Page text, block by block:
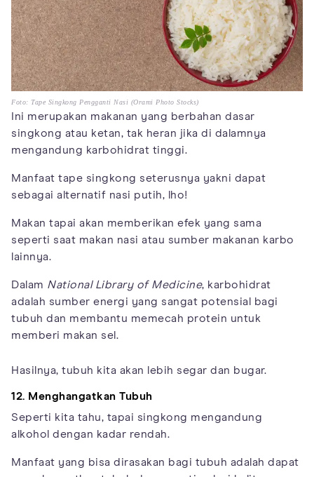
Foto: Tape Singkong Pengganti Nasi (Orami Photo Stocks)
Ini merupakan makanan yang berbahan dasar
singkong atau ketan, tak heran jika di dalamnya
mengandung karbohidrat tinggi.
Manfaat tape singkong seterusnya yakni dapat
sebagai alternatif nasi putih, lho!
Makan tapai akan memberikan efek yang sama
seperti saat makan nasi atau sumber makanan karbo
lainnya.
Dalam National Library of Medicine, karbohidrat
adalah sumber energi yang sangat potensial bagi
tubuh dan membantu memecah protein untuk
memberi makan sel.
Hasilnya, tubuh kita akan lebih segar dan bugar.
12. Menghangatkan Tubuh
Seperti kita tahu, tapai singkong mengandung
alkohol dengan kadar rendah.
Manfaat yang bisa dirasakan bagi tubuh adalah dapat